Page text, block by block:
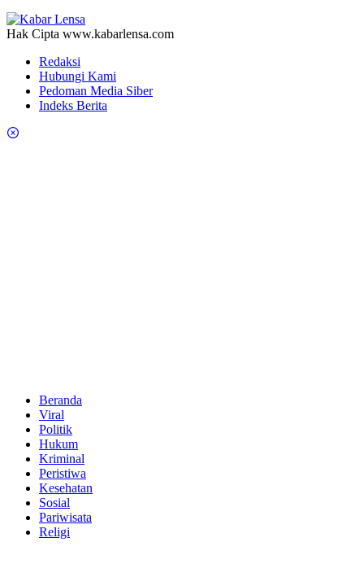
Hak Cipta www.kabarlensa.com
Redaksi
Hubungi Kami
Pedoman Media Siber
Indeks Berita
Beranda
Viral
Politik
Hukum
Kriminal
Peristiwa
Kesehatan
Sosial
Pariwisata
Religi